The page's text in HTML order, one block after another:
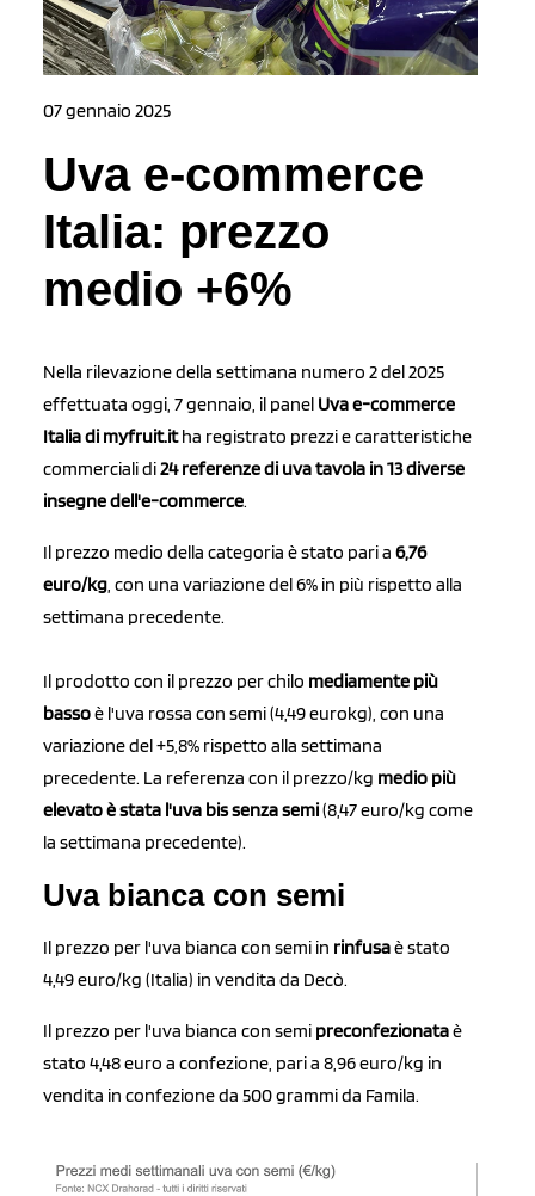
07 gennaio 2025
Uva e-commerce
Italia: prezzo
medio +6%
Nella rilevazione della settimana numero 2 del 2025
effettuata oggi, 7 gennaio, il panel Uva e-commerce
Italia di myfruit.itha registrato prezzi e caratteristiche
commerciali di24 referenze di uva tavola in 13 diverse
insegne dell'e-commerce.
Il prezzo medio della categoria è stato pari a 6,76
euro/kg, con una variazione del 6% in più rispetto alla
settimana precedente.
Il prodotto con il prezzo per chilo mediamente più
bassoè l'uva rossa con semi (4,49 eurokg), con una
variazione del +5,8% rispetto alla settimana
precedente. La referenza con il prezzo/kg medio più
elevato è stata l'uva bis senza semi(8,47 euro/kg come
la settimana precedente).
Uva bianca con semi
Il prezzo per l'uva bianca con semi in rinfusaè stato
4,49 euro/kg (Italia) in vendita da Decò.
Il prezzo per l'uva bianca con semi preconfezionataè
stato 4,48 euro a confezione, pari a 8,96 euro/kg in
vendita in confezione da 500 grammi da Famila.